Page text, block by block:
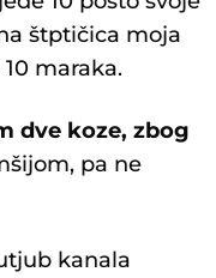
štptičica moja
maraka.
dve koze, zbog
pa ne
kanala